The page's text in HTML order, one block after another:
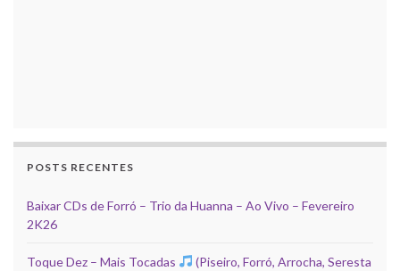
POSTS RECENTES
Baixar CDs de Forró – Trio da Huanna – Ao Vivo – Fevereiro
2K26
Toque Dez – Mais Tocadas
(Piseiro, Forró, Arrocha, Seresta